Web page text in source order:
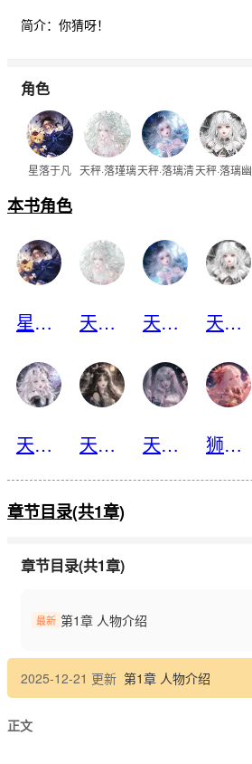
简介：你猜呀！
角色
星落于凡 天秤·落瑾璃天秤·落璃清天秤·落璃幽
本书角色
星落于凡 天秤·落瑾璃 天秤·落璃清 天秤·落璃幽
天蝎·夜凌薇 天蝎·夜薇娅 天蝎·夜幽薇 狮子·慕蒂璃
章节目录(共1章)
章节目录(共1章)
最新 第1章 人物介绍
2025-12-21 更新 第1章 人物介绍
正文